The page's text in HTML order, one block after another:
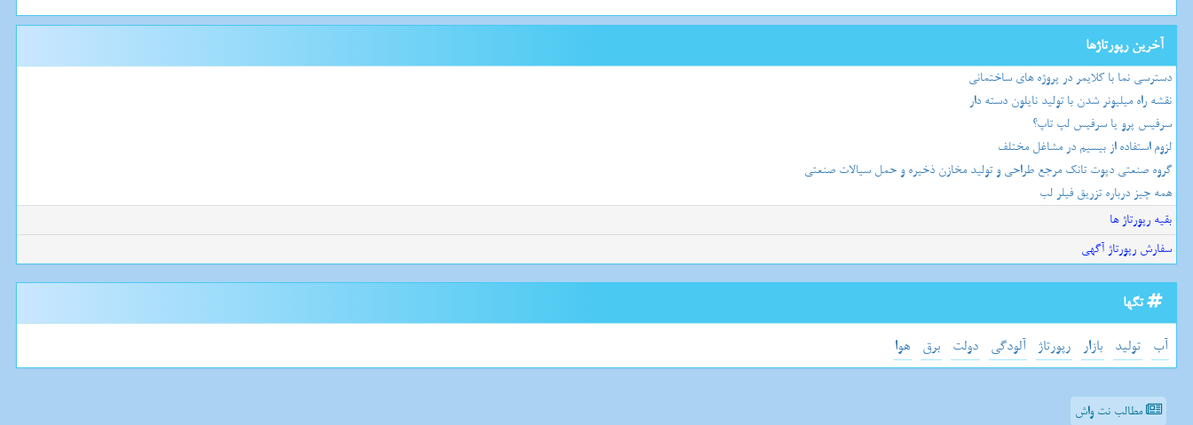
آخرین رپورتاژها
دسترسی نما با کلایمر در پروژه های ساختمانی
نقشه راه میلیونر شدن با تولید نایلون دسته دار
سرفیس پرو یا سرفیس لپ تاپ؟
لزوم استفاده از بیسیم در مشاغل مختلف
گروه صنعتی دپوت تانک مرجع طراحی و تولید مخازن ذخیره و حمل سیالات صنعتی
همه چیز درباره تزریق فیلر لب
بقیه رپورتاژ ها
سفارش رپورتاژ آگهی
تگها
آب تولید بازار رپورتاژ آلودگی دولت برق هوا
مطالب نت واش